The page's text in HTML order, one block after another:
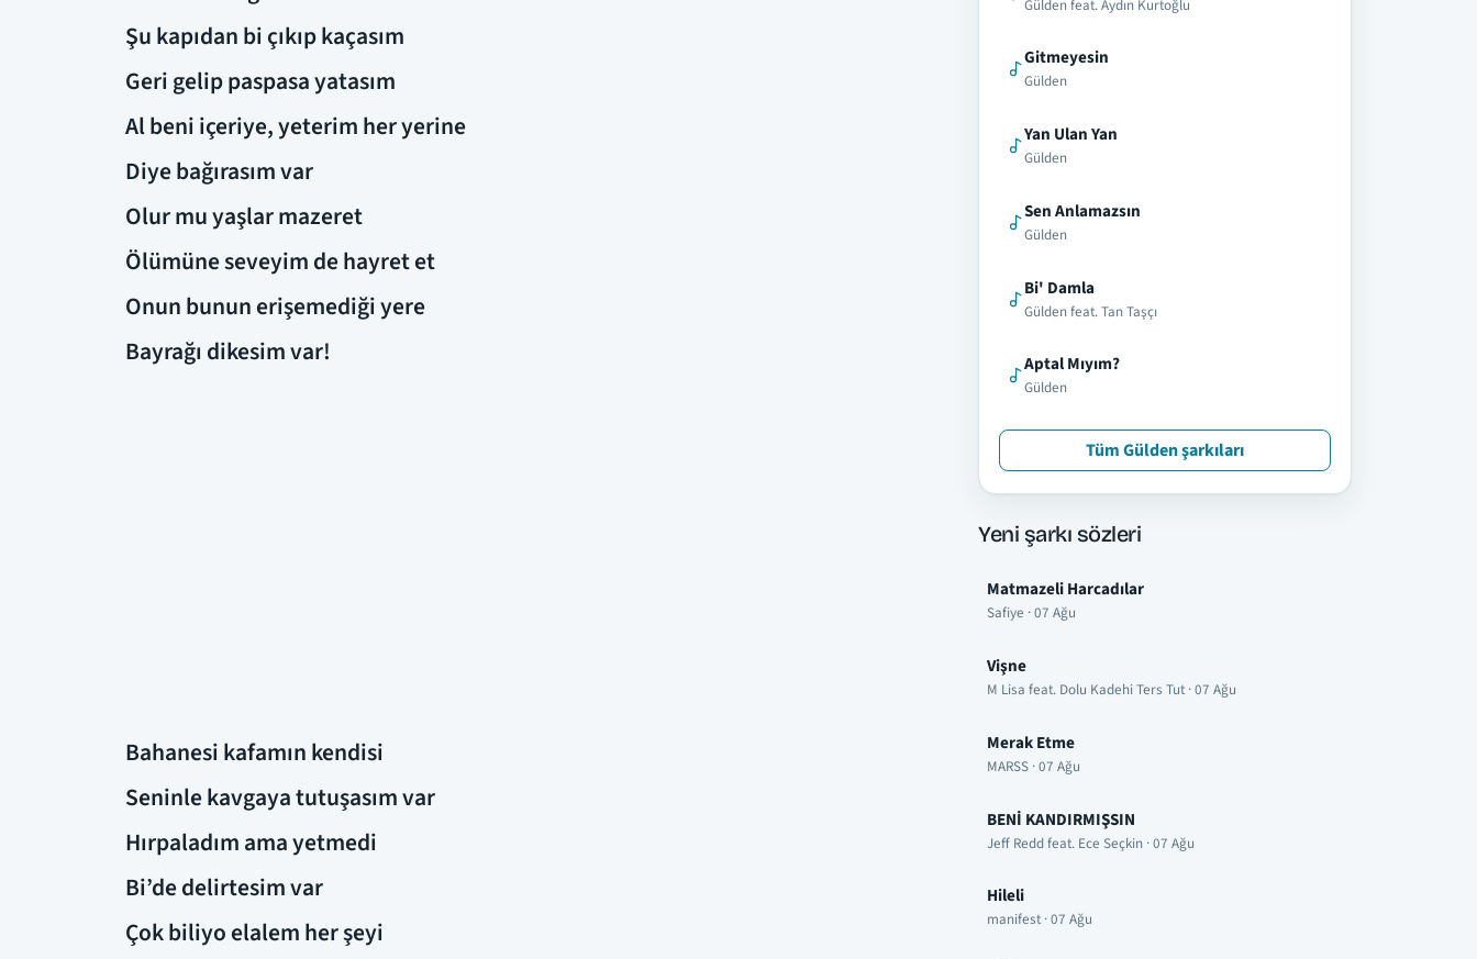
Şu kapıdan bi çıkıp kaçasım
Geri gelip paspasa yatasım
Al beni içeriye, yeterim her yerine
Diye bağırasım var
Olur mu yaşlar mazeret
Ölümüne seveyim de hayret et
Onun bunun erişemediği yere
Bayrağı dikesim var!
Bahanesi kafamın kendisi
Seninle kavgaya tutuşasım var
Hırpaladım ama yetmedi
Bi’de delirtesim var
Çok biliyo elalem her şeyi
Gülden feat. Aydın Kurtoğlu
Gitmeyesin
Gülden
Yan Ulan Yan
Gülden
Sen Anlamazsın
Gülden
Bi' Damla
Gülden feat. Tan Taşçı
Aptal Mıyım?
Gülden
Tüm Gülden şarkıları
Yeni şarkı sözleri
Matmazeli Harcadılar
Safiye · 07 Ağu
Vişne
M Lisa feat. Dolu Kadehi Ters Tut · 07 Ağu
Merak Etme
MARSS · 07 Ağu
BENİ KANDIRMIŞSIN
Jeff Redd feat. Ece Seçkin · 07 Ağu
Hileli
manifest · 07 Ağu